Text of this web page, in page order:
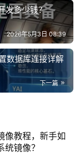
发多少钱？
2026年5月3日 08:39
数据库连接详解
下一篇
像教程，新手如
镜像？